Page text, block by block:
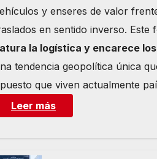
y enseres de valor
en sentido inverso. Este
la logística y encarece
tendencia geopolítica única
que viven actualmente
Leer más